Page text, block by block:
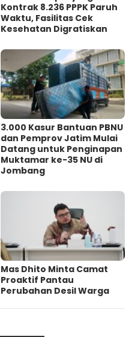
Kontrak 8.236 PPPK Paruh
Waktu, Fasilitas Cek
Kesehatan Digratiskan
3.000 Kasur Bantuan PBNU
dan Pemprov Jatim Mulai
Datang untuk Penginapan
Muktamar ke-35 NU di
Jombang
Mas Dhito Minta Camat
Proaktif Pantau
Perubahan Desil Warga